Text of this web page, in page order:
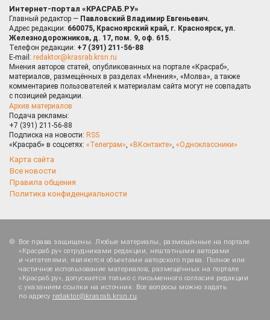
Интернет-портал «КРАСРАБ.РУ»
Главный редактор — Павловский Владимир Евгеньевич.
Адрес редакции: 660075, Красноярский край, г. Красноярск, ул.
Железнодорожников, д. 17, пом. 9, оф. 615.
Телефон редакции: +7 (391) 211-56-88
E-mail: redaktor@krasrab.krsn.ru
Мнения авторов статей, опубликованных на портале «Красраб»,
материалов, размещённых в разделах «Мнения», «Молва», а также
комментариев пользователей к материалам сайта могут не совпадать
с позицией редакции.
Архив материалов
Подача рекламы:
+7 (391) 211-56-88
Подписка на новости: RSS
«Красраб» в соцсетях: «Телеграм», «ВКонтакте», «Одноклассники»
Карта сайта
Все новости
Правила общения
Политика конфиденциальности
Все права защищены. Любые материалы, размещённые на портале
«Красраб.ру» сотрудниками редакции, нештатными авторами
и читателями, являются объектами авторского права. Полное или
частичное использование материалов, размещённых на портале
«Красраб.ру», допускается только с письменного согласия редакции
с указанием ссылки на источник. Все вопросы можно задать
по адресу redaktor@krasrab.krsn.ru.